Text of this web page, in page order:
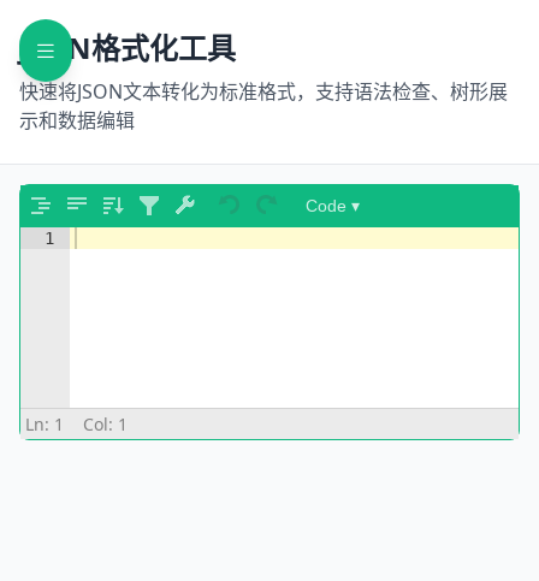
JSON格式化工具
快速将JSON文本转化为标准格式，支持语法检查、树形展
示和数据编辑
Code ▾
1
Ln: 1 Col: 1